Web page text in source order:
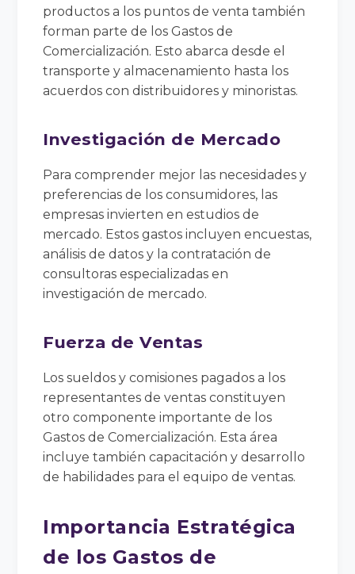
productos a los puntos de venta también
forman parte de los Gastos de
Comercialización. Esto abarca desde el
transporte y almacenamiento hasta los
acuerdos con distribuidores y minoristas.
Investigación de Mercado
Para comprender mejor las necesidades y
preferencias de los consumidores, las
empresas invierten en estudios de
mercado. Estos gastos incluyen encuestas,
análisis de datos y la contratación de
consultoras especializadas en
investigación de mercado.
Fuerza de Ventas
Los sueldos y comisiones pagados a los
representantes de ventas constituyen
otro componente importante de los
Gastos de Comercialización. Esta área
incluye también capacitación y desarrollo
de habilidades para el equipo de ventas.
Importancia Estratégica
de los Gastos de